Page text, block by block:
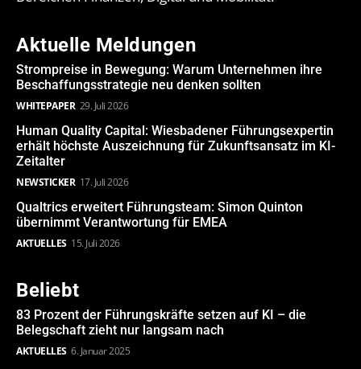
Aktuelle Meldungen
Strompreise in Bewegung: Warum Unternehmen ihre
Beschaffungsstrategie neu denken sollten
WHITEPAPER 29. Juli 2026
Human Quality Capital: Wiesbadener Führungsexpertin
erhält höchste Auszeichnung für Zukunftsansatz im KI-
Zeitalter
NEWSTICKER 17. Juli 2026
Qualtrics erweitert Führungsteam: Simon Quinton
übernimmt Verantwortung für EMEA
AKTUELLES 15. Juli 2026
Beliebt
83 Prozent der Führungskräfte setzen auf KI – die
Belegschaft zieht nur langsam nach
AKTUELLES 6. Januar 2025